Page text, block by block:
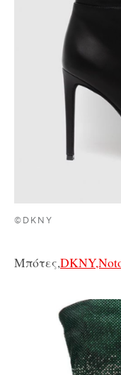
©DKNY
Μπότες,